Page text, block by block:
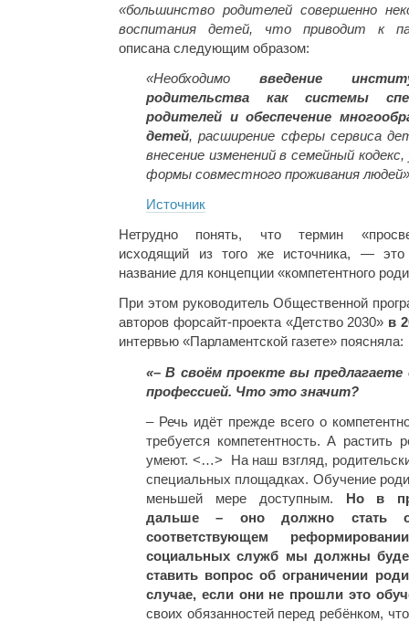
«большинство родителей совершенно
воспитания детей, что приводит к
описана следующим образом:
«Необходимо введение
родительства как системы
родителей и обеспечение
детей, расширение сферы сервиса
внесение изменений в семейный
формы совместного проживания
Источник
Нетрудно понять, что термин
исходящий из того же источника, —
название для концепции «компетентного
При этом руководитель Общественной
авторов форсайт-проекта «Детство 2030» в
интервью «Парламентской газете» поясняла:
«– В своём проекте вы
профессией. Что это значит?
– Речь идёт прежде всего о
требуется компетентность. А растить
умеют. <…> На наш взгляд,
специальных площадках. Обучение
меньшей мере доступным. Но в
дальше – оно должно стать
соответствующем
социальных служб мы должны
ставить вопрос об ограничении
случае, если они не прошли это
своих обязанностей перед ребёнком,